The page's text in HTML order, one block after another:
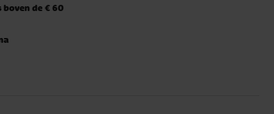
boven de € 60